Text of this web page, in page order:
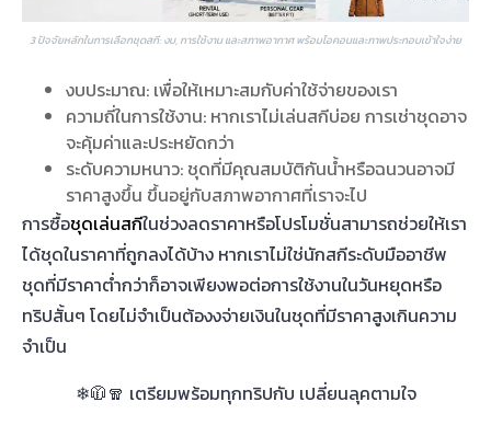
3 ปัจจัยหลักในการเลือกชุดสกี: งบ, การใช้งาน และสภาพอากาศ พร้อมไอคอนและภาพประกอบเข้าใจง่าย
งบประมาณ: เพื่อให้เหมาะสมกับค่าใช้จ่ายของเรา
ความถี่ในการใช้งาน: หากเราไม่เล่นสกีบ่อย การเช่าชุดอาจ
จะคุ้มค่าและประหยัดกว่า
ระดับความหนาว: ชุดที่มีคุณสมบัติกันน้ำหรือฉนวนอาจมี
ราคาสูงขึ้น ขึ้นอยู่กับสภาพอากาศที่เราจะไป
การซื้อชุดเล่นสกีในช่วงลดราคาหรือโปรโมชั่นสามารถช่วยให้เรา
ได้ชุดในราคาที่ถูกลงได้บ้าง หากเราไม่ใช่นักสกีระดับมืออาชีพ
ชุดที่มีราคาต่ำกว่าก็อาจเพียงพอต่อการใช้งานในวันหยุดหรือ
ทริปสั้นๆ โดยไม่จำเป็นต้องงจ่ายเงินในชุดที่มีราคาสูงเกินความ
จำเป็น
❄🧥🧣 เตรียมพร้อมทุกทริปกับ เปลี่ยนลุคตามใจ